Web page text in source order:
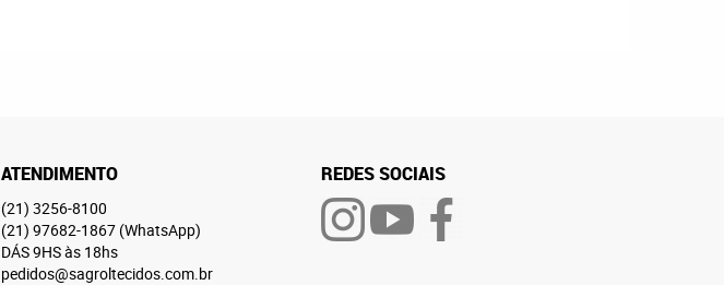
ATENDIMENTO
(21) 3256-8100
(21) 97682-1867 (WhatsApp)
DÁS 9HS às 18hs
pedidos@sagroltecidos.com.br
REDES SOCIAIS